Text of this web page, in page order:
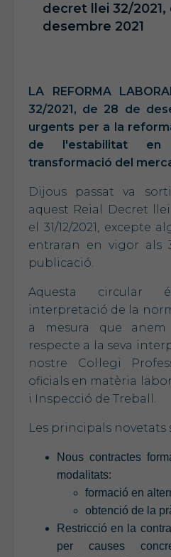
decret llei 32/2021,
desembre 2021
LA REFORMA
32/2021, de 28 de
urgents per a la
de l'estabilitat
transformació del
Dijous passat va
aquest Reial Decret
el 31/12/2021, excepte
entraran en vigor als
publicació.
Aquesta circular
interpretació de la
a mesura que
respecte a la seva
nostre Col·legi
oficials en matèria
i Inspecció de Treball.
Les principals novetats
Nous contractes
modalitats:
formació en
obtenció de la
Restricció en la
per causes